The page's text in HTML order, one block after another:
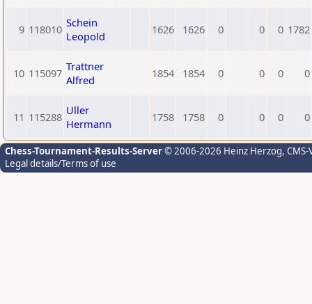
9 118010 Schein
Leopold
1626 1626 0 0 0 1782
10 115097 Trattner
Alfred
1854 1854 0 0 0 0
11 115288 Uller
Hermann
1758 1758 0 0 0 0
Chess-Tournament-Results-Server© 2006-2026 Heinz Herzog,
Legal details/Terms of use